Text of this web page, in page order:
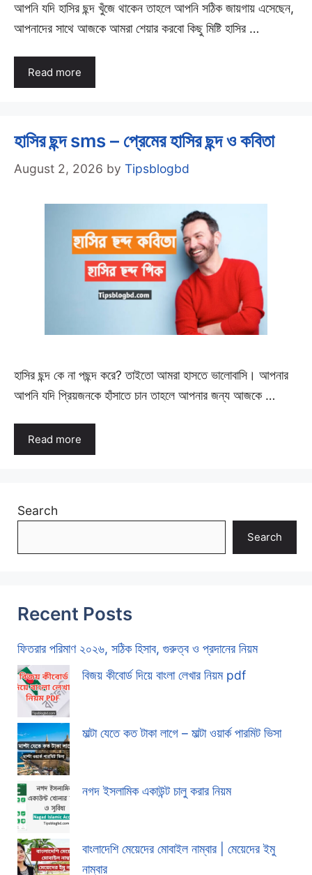
আপনি যদি হাসির ছন্দ খুঁজে থাকেন তাহলে আপনি সঠিক জায়গায় এসেছেন,
আপনাদের সাথে আজকে আমরা শেয়ার করবো কিছু মিষ্টি হাসির …
Read more
হাসির ছন্দ sms – প্রেমের হাসির ছন্দ ও কবিতা
August 2, 2026 by Tipsblogbd
হাসির ছন্দ কে না পছন্দ করে? তাইতো আমরা হাসতে ভালোবাসি। আপনার
আপনি যদি প্রিয়জনকে হাঁসাতে চান তাহলে আপনার জন্য আজকে …
Read more
Search
Search
Recent Posts
ফিতরার পরিমাণ ২০২৬, সঠিক হিসাব, গুরুত্ব ও প্রদানের নিয়ম
বিজয় কীবোর্ড দিয়ে বাংলা লেখার নিয়ম pdf
মাল্টা যেতে কত টাকা লাগে – মাল্টা ওয়ার্ক পারমিট ভিসা
নগদ ইসলামিক একাউন্ট চালু করার নিয়ম
বাংলাদেশি মেয়েদের মোবাইল নাম্বার | মেয়েদের ইমু
নাম্বার